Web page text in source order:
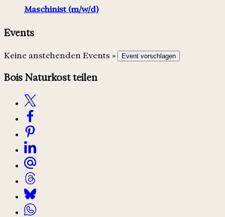
Maschinist (m/w/d)
Events
Keine anstehenden Events » Event vorschlagen
Bois Naturkost teilen